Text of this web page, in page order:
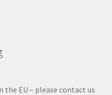
EU – please contact us